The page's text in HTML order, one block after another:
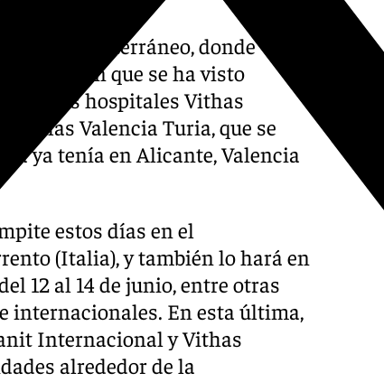
Arco Mediterráneo, donde
posición que se ha visto
nuevos hospitales Vithas
Vithas Valencia Turia, que se
ya tenía en Alicante, Valencia
estos días en el
(Italia), y también lo hará en
12 al 14 de junio, entre otras
internacionales. En esta última,
Internacional y Vithas
alrededor de la